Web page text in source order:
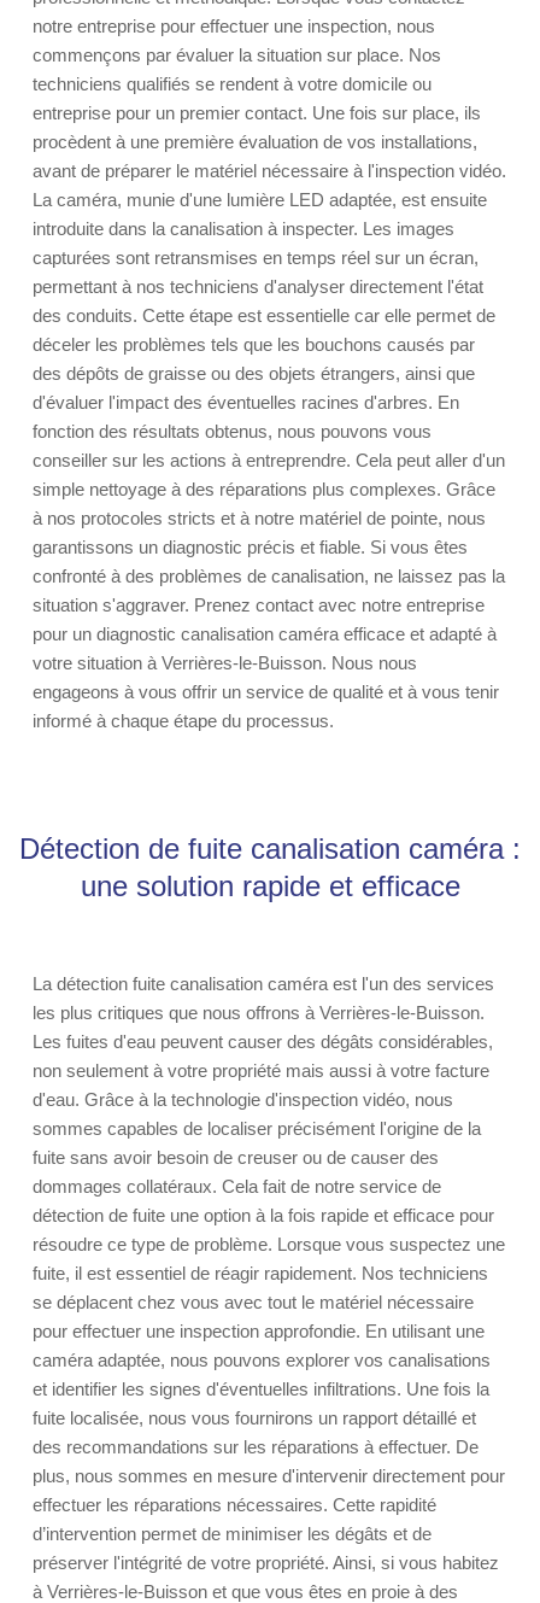
notre entreprise pour effectuer une inspection, nous
commençons par évaluer la situation sur place. Nos
techniciens qualifiés se rendent à votre domicile ou
entreprise pour un premier contact. Une fois sur place, ils
procèdent à une première évaluation de vos installations,
avant de préparer le matériel nécessaire à l'inspection vidéo.
La caméra, munie d'une lumière LED adaptée, est ensuite
introduite dans la canalisation à inspecter. Les images
capturées sont retransmises en temps réel sur un écran,
permettant à nos techniciens d'analyser directement l'état
des conduits. Cette étape est essentielle car elle permet de
déceler les problèmes tels que les bouchons causés par
des dépôts de graisse ou des objets étrangers, ainsi que
d'évaluer l'impact des éventuelles racines d'arbres. En
fonction des résultats obtenus, nous pouvons vous
conseiller sur les actions à entreprendre. Cela peut aller d'un
simple nettoyage à des réparations plus complexes. Grâce
à nos protocoles stricts et à notre matériel de pointe, nous
garantissons un diagnostic précis et fiable. Si vous êtes
confronté à des problèmes de canalisation, ne laissez pas la
situation s'aggraver. Prenez contact avec notre entreprise
pour un diagnostic canalisation caméra efficace et adapté à
votre situation à Verrières-le-Buisson. Nous nous
engageons à vous offrir un service de qualité et à vous tenir
informé à chaque étape du processus.
Détection de fuite canalisation caméra :
une solution rapide et efficace
La détection fuite canalisation caméra est l'un des services
les plus critiques que nous offrons à Verrières-le-Buisson.
Les fuites d'eau peuvent causer des dégâts considérables,
non seulement à votre propriété mais aussi à votre facture
d'eau. Grâce à la technologie d'inspection vidéo, nous
sommes capables de localiser précisément l'origine de la
fuite sans avoir besoin de creuser ou de causer des
dommages collatéraux. Cela fait de notre service de
détection de fuite une option à la fois rapide et efficace pour
résoudre ce type de problème. Lorsque vous suspectez une
fuite, il est essentiel de réagir rapidement. Nos techniciens
se déplacent chez vous avec tout le matériel nécessaire
pour effectuer une inspection approfondie. En utilisant une
caméra adaptée, nous pouvons explorer vos canalisations
et identifier les signes d'éventuelles infiltrations. Une fois la
fuite localisée, nous vous fournirons un rapport détaillé et
des recommandations sur les réparations à effectuer. De
plus, nous sommes en mesure d'intervenir directement pour
effectuer les réparations nécessaires. Cette rapidité
d’intervention permet de minimiser les dégâts et de
préserver l'intégrité de votre propriété. Ainsi, si vous habitez
à Verrières-le-Buisson et que vous êtes en proie à des